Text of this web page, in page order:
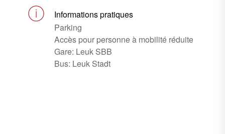
Informations pratiques
Parking
Accès pour personne à mobilité réduite
Gare: Leuk SBB
Bus: Leuk Stadt